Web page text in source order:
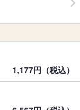
1,177円（税込）